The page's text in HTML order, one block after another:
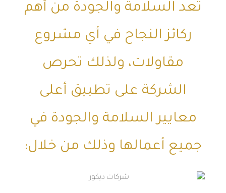
تعد السلامة والجودة من أهم
ركائز النجاح في أي مشروع
مقاولات، ولذلك تحرص
الشركة على تطبيق أعلى
معايير السلامة والجودة في
جميع أعمالها وذلك من خلال: